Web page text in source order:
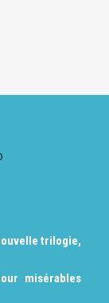
trilogie,
misérables